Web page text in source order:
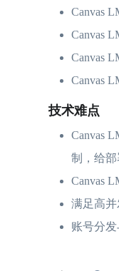
Canvas
Canvas
Canvas
Canvas
技术难点
Canvas
制，给部
Canvas
满足高并
账号分发